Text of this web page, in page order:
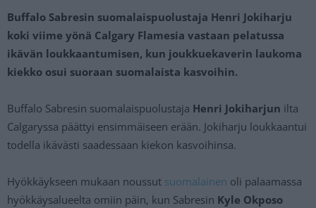
Buffalo Sabresin suomalaispuolustaja Henri Jokiharju
koki viime yönä Calgary Flamesia vastaan pelatussa
ikävän loukkaantumisen, kun joukkuekaverin laukoma
kiekko osui suoraan suomalaista kasvoihin.
Buffalo Sabresin suomalaispuolustaja Henri Jokiharjun ilta
Calgaryssa päättyi ensimmäiseen erään. Jokiharju loukkaantui
todella ikävästi saadessaan kiekon kasvoihinsa.
Hyökkäykseen mukaan noussut suomalainen oli palaamassa
hyökkäysalueelta omiin päin, kun Sabresin Kyle Okposo